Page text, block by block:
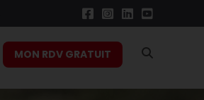
MON RDV GRATUIT